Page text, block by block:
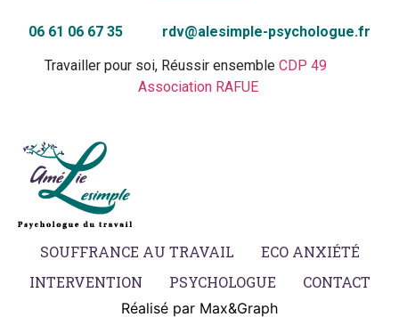
06 61 06 67 35 rdv@alesimple-psychologue.fr
Travailler pour soi, Réussir ensemble CDP 49
Association RAFUE
SOUFFRANCE AU TRAVAIL
ECO ANXIÉTÉ​
INTERVENTION
PSYCHOLOGUE CONTACT
Réalisé par Max&Graph